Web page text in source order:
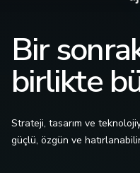
Bir
birlikte
Strateji, tasarım ve
güçlü, özgün ve